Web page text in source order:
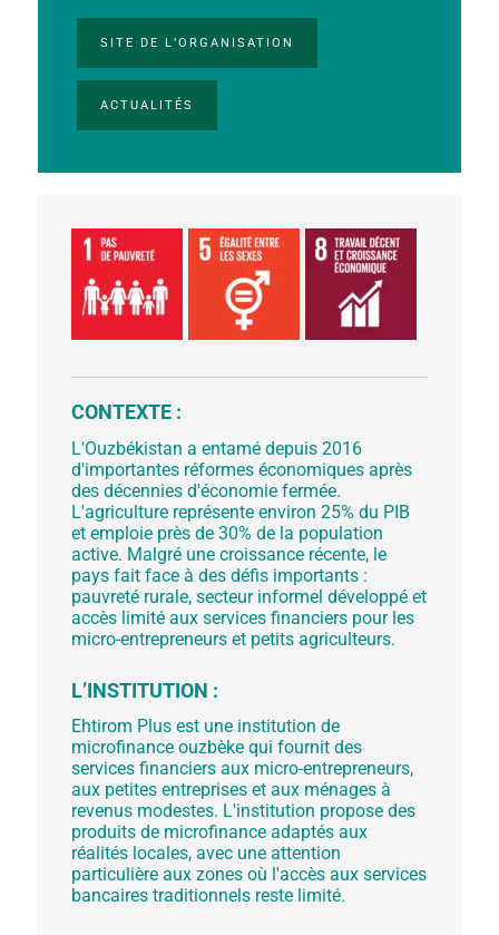
SITE DE L’ORGANISATION
ACTUALITÉS
CONTEXTE :
L'Ouzbékistan a entamé depuis 2016
d'importantes réformes économiques après
des décennies d'économie fermée.
L'agriculture représente environ 25% du PIB
et emploie près de 30% de la population
active. Malgré une croissance récente, le
pays fait face à des défis importants :
pauvreté rurale, secteur informel développé et
accès limité aux services financiers pour les
micro-entrepreneurs et petits agriculteurs.
L’INSTITUTION :
Ehtirom Plus est une institution de
microfinance ouzbèke qui fournit des
services financiers aux micro-entrepreneurs,
aux petites entreprises et aux ménages à
revenus modestes. L'institution propose des
produits de microfinance adaptés aux
réalités locales, avec une attention
particulière aux zones où l'accès aux services
bancaires traditionnels reste limité.